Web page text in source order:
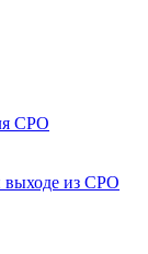
СРО
выходе из СРО